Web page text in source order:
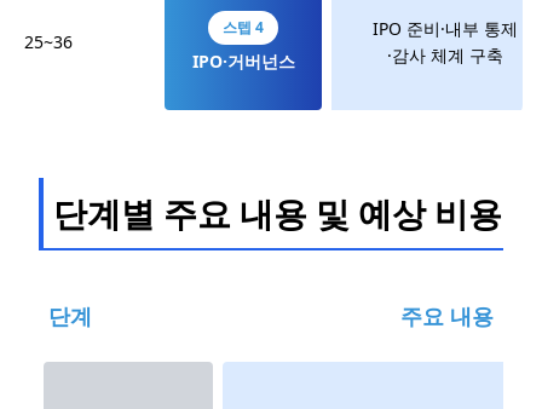
25~36
스텝 4
IPO·거버넌스
IPO 준비·내부 통제
·감사 체계 구축
단계별 주요 내용 및 예상 비용
단계 주요 내용